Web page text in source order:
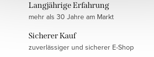
Langjährige Erfahrung
mehr als 30 Jahre am Markt
Sicherer Kauf
zuverlässiger und sicherer E-Shop